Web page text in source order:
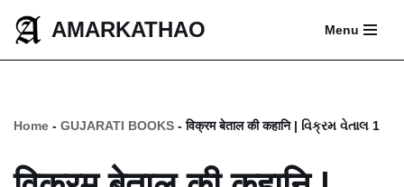
Skip
AMARKATHAO Menu
Home - GUJARATI BOOKS -विक्रम बेताल की कहानि | વિક્રમ વેતાલ 1